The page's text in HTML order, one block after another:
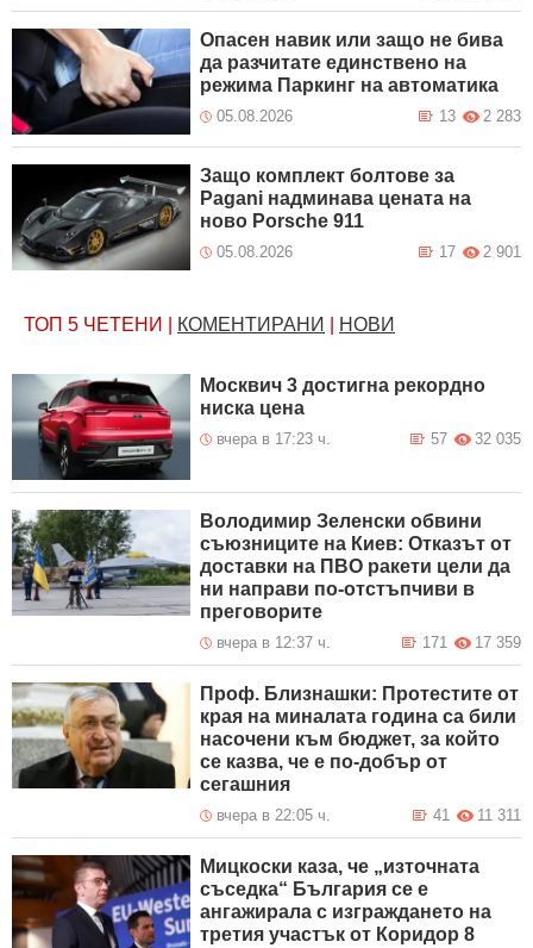
Опасен навик или защо не бива
да разчитате единствено на
режима Паркинг на автоматика
05.08.2026 2 283
13
Защо комплект болтове за
Pagani надминава цената на
ново Porsche 911
05.08.2026 2 901
17
ТОП 5 ЧЕТЕНИ КОМЕНТИРАНИ НОВИ
Москвич 3 достигна рекордно
ниска цена
вчера в 17:23 ч. 32 035
57
Володимир Зеленски обвини
съюзниците на Киев: Отказът от
доставки на ПВО ракети цели да
ни направи по-отстъпчиви в
преговорите
вчера в 12:37 ч. 17 359
171
Проф. Близнашки: Протестите от
края на миналата година са били
насочени към бюджет, за който
се казва, че е по-добър от
сегашния
вчера в 22:05 ч. 11 311
41
Мицкоски каза, че „източната
съседка“ България се е
ангажирала с изграждането на
третия участък от Коридор 8